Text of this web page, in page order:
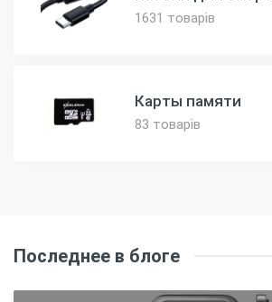
1631 товарів
Карты памяти
83 товарів
Последнее в блоге